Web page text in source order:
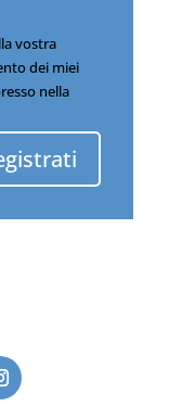
vostra
dei miei
nella